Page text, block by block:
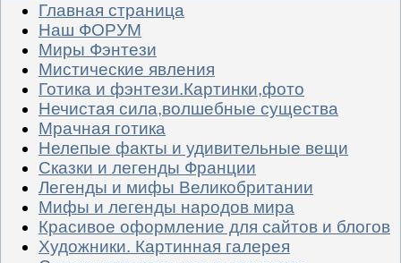
Главная страница
Наш ФОРУМ
Миры Фэнтези
Мистические явления
Готика и фэнтези.Картинки,фото
Нечистая сила,волшебные существа
Мрачная готика
Нелепые факты и удивительные вещи
Сказки и легенды Франции
Легенды и мифы Великобритании
Мифы и легенды народов мира
Красивое оформление для сайтов и блогов
Художники. Картинная галерея